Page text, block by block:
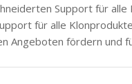
Support für alle
für alle
Angeboten fördern und